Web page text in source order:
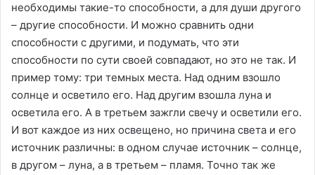
необходимы такие-то способности, а для души другого
– другие способности. И можно сравнить одни
способности с другими, и подумать, что эти
способности по сути своей совпадают, но это не так. И
пример тому: три темных места. Над одним взошло
солнце и осветило его. Над другим взошла луна и
осветила его. А в третьем зажгли свечу и осветили его.
И вот каждое из них освещено, но причина света и его
источник различны: в одном случае источник – солнце,
в другом – луна, а в третьем – пламя. Точно так же